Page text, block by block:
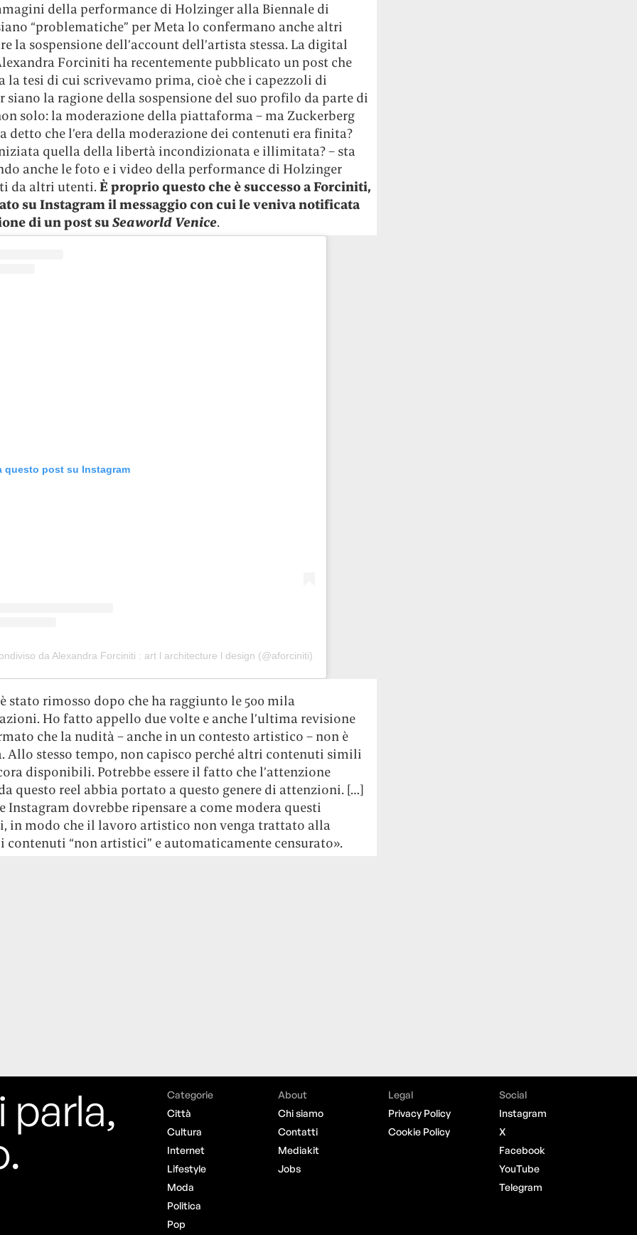
della performance di Holzinger alla Biennale di
“problematiche” per Meta lo confermano anche altri
la sospensione dell’account dell’artista stessa. La digital
Forciniti ha recentemente pubblicato un post che
la tesi di cui scrivevamo prima, cioè che i capezzoli di
siano la ragione della sospensione del suo profilo da parte di
solo: la moderazione della piattaforma – ma Zuckerberg
detto che l’era della moderazione dei contenuti era finita?
quella della libertà incondizionata e illimitata? – sta
anche le foto e i video della performance di Holzinger
da altri utenti. È proprio questo che è successo a Forciniti,
su Instagram il messaggio con cui le veniva notificata
di un post suSeaworld Venice.
questo post su Instagram
da Alexandra Forciniti : art l architecture l design (@aforciniti)
stato rimosso dopo che ha raggiunto le 500 mila
Ho fatto appello due volte e anche l’ultima revisione
che la nudità – anche in un contesto artistico – non è
Allo stesso tempo, non capisco perché altri contenuti simili
disponibili. Potrebbe essere il fatto che l’attenzione
questo reel abbia portato a questo genere di attenzioni. […]
Instagram dovrebbe ripensare a come modera questi
in modo che il lavoro artistico non venga trattato alla
contenuti “non artistici” e automaticamente censurato».
parla,
Categorie
Città
Cultura
Internet
Lifestyle
Moda
Politica
Pop
About
Chi siamo
Contatti
Mediakit
Jobs
Legal
Privacy Policy
Cookie Policy
Social
Instagram
X
Facebook
YouTube
Telegram